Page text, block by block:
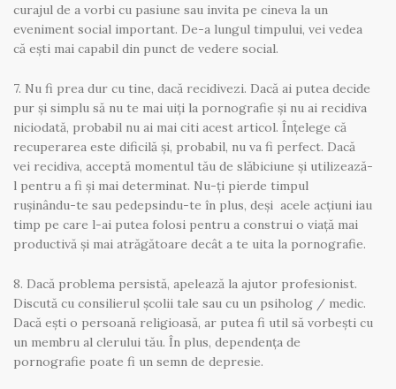
curajul de a vorbi cu pasiune sau invita pe cineva la un
eveniment social important. De-a lungul timpului, vei vedea
că ești mai capabil din punct de vedere social.
7. Nu fi prea dur cu tine, dacă recidivezi. Dacă ai putea decide
pur și simplu să nu te mai uiți la pornografie și nu ai recidiva
niciodată, probabil nu ai mai citi acest articol. Înțelege că
recuperarea este dificilă și, probabil, nu va fi perfect. Dacă
vei recidiva, acceptă momentul tău de slăbiciune și utilizează-
l pentru a fi și mai determinat. Nu-ți pierde timpul
rușinându-te sau pedepsindu-te în plus, deși acele acțiuni iau
timp pe care l-ai putea folosi pentru a construi o viață mai
productivă și mai atrăgătoare decât a te uita la pornografie.
8. Dacă problema persistă, apelează la ajutor profesionist.
Discută cu consilierul școlii tale sau cu un psiholog / medic.
Dacă ești o persoană religioasă, ar putea fi util să vorbești cu
un membru al clerului tău. În plus, dependența de
pornografie poate fi un semn de depresie.